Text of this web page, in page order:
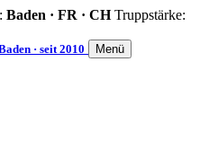
Baden · FR · CH Truppstärke:
· seit 2010 Menü